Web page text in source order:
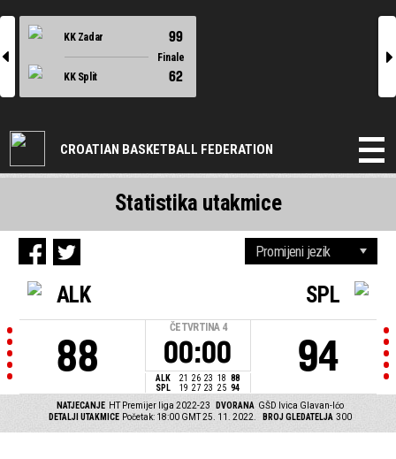
l
KK Zadar 99
Finale
KK Split
62
r
CROATIAN BASKETBALL FEDERATION
ALK
88
ČETVRTINA 4
00:00
ALK 21 26 23 18 88
SPL
19 27 23 25 94
SPL
94
NATJECANJE HT Premijer liga 2022-23 DVORANA GŠD Ivica Glavan-Ićo
DETALJI UTAKMICE Početak: 18:00 GMT 25. 11. 2022. BROJ GLEDATELJA 300
Statistika utakmice